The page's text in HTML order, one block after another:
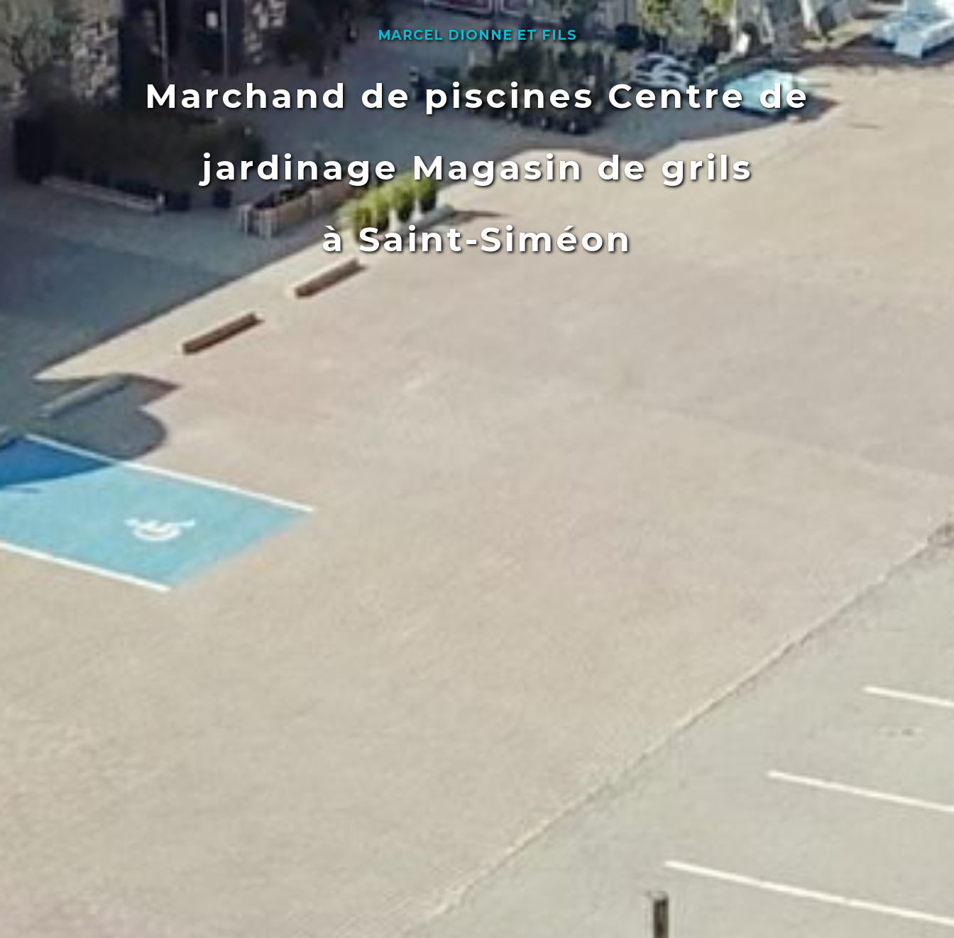
MARCEL DIONNE ET FILS
Marchand de piscines Centre de
jardinage Magasin de grils
à Saint-Siméon